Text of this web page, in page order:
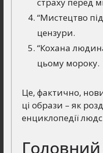
страху перед
“Мистецтво
цензури.
“Кохана
цьому мороку.
Це, фактично,
ці образи – як
енциклопедії